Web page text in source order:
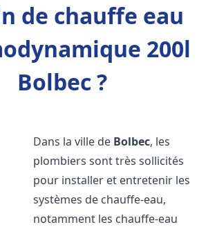
de chauffe eau
200l
Bolbec ?
Dans la ville de Bolbec, les
plombiers sont très sollicités
pour installer et entretenir les
systèmes de chauffe-eau,
notamment les chauffe-eau